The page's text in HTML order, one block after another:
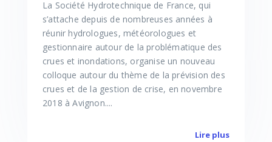
La Société Hydrotechnique de France, qui
s’attache depuis de nombreuses années à
réunir hydrologues, météorologues et
gestionnaire autour de la problématique des
crues et inondations, organise un nouveau
colloque autour du thème de la prévision des
crues et de la gestion de crise, en novembre
2018 à Avignon....
Lire plus